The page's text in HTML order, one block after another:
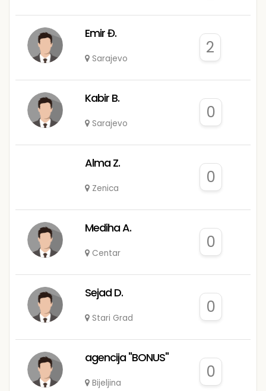
Emir Đ.
Sarajevo
2
Kabir B.
Sarajevo
0
Alma Z.
Zenica
0
Mediha A.
Centar
0
Sejad D.
Stari Grad
0
agencija "BONUS"
Bijeljina
0